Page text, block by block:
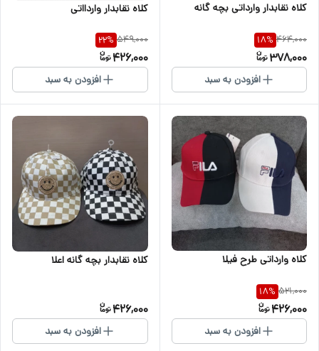
کلاه نقابدار وارداتی بچه گانه
464,000
18%
378,000
افزودن به سبد
کلاه نقابدار واردااتی
549,000
22%
426,000
افزودن به سبد
کلاه وارداتی طرح فیلا
521,000
18%
426,000
افزودن به سبد
کلاه نقابدار بچه گانه اعلا
426,000
افزودن به سبد